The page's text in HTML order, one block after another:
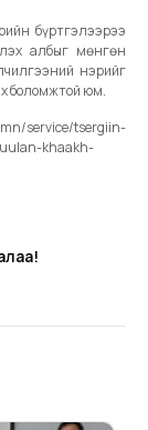
бүртгэлээрээ
албыг мөнгөн
нэрийг
боломжтой юм.
service/tsergiin-
khaakh-